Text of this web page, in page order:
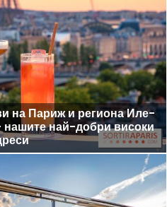
на Париж и региона Иле-
най-добри високи